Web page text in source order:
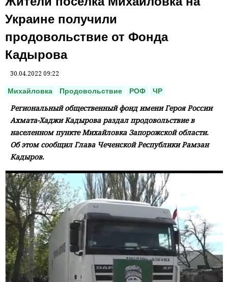
Украине получили
продовольствие от Фонда
Кадырова
30.04.2022 09:22
Михайловка Продовольствие РОФ ЧР
Региональный общественный фонд имени Героя России
Ахмата-Хаджи Кадырова раздал продовольствие в
населенном пункте Михайловка Запорожской области.
Об этом сообщил Глава Чеченской Республики Рамзан
Кадыров.